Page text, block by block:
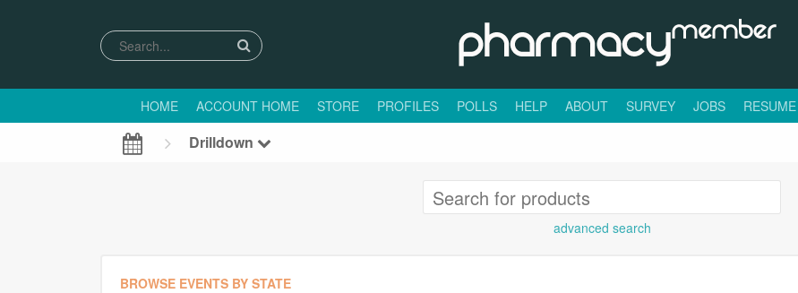
HOME ACCOUNT HOME STORE PROFILES POLLS HELP ABOUT SURVEY JOBS RESUME
Drilldown
advanced search
BROWSE EVENTS BY STATE